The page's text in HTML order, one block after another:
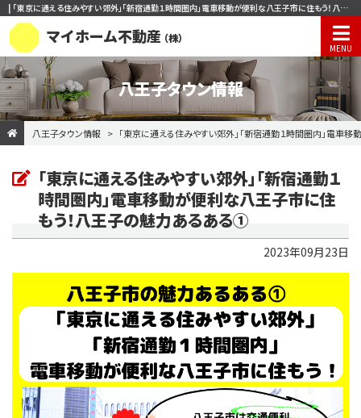
| 「東京に通える住みやすい郊外」「新宿通勤１時間圏内」電車移動が便利な八王子市に住もう！八王子の魅力あるある① | 八王子市周辺のマンション、一戸建て、土地の購入・売却ならマイホーム不動産株式会社
マイホーム不動産（株）
八王子タウン情報
八王子タウン情報 「東京に通える住みやすい郊外」「新宿通勤１時間圏内」電車
「東京に通える住みやすい郊外」「新宿通勤１
時間圏内」電車移動が便利な八王子市に住
もう！八王子の魅力あるある①
2023年09月23日